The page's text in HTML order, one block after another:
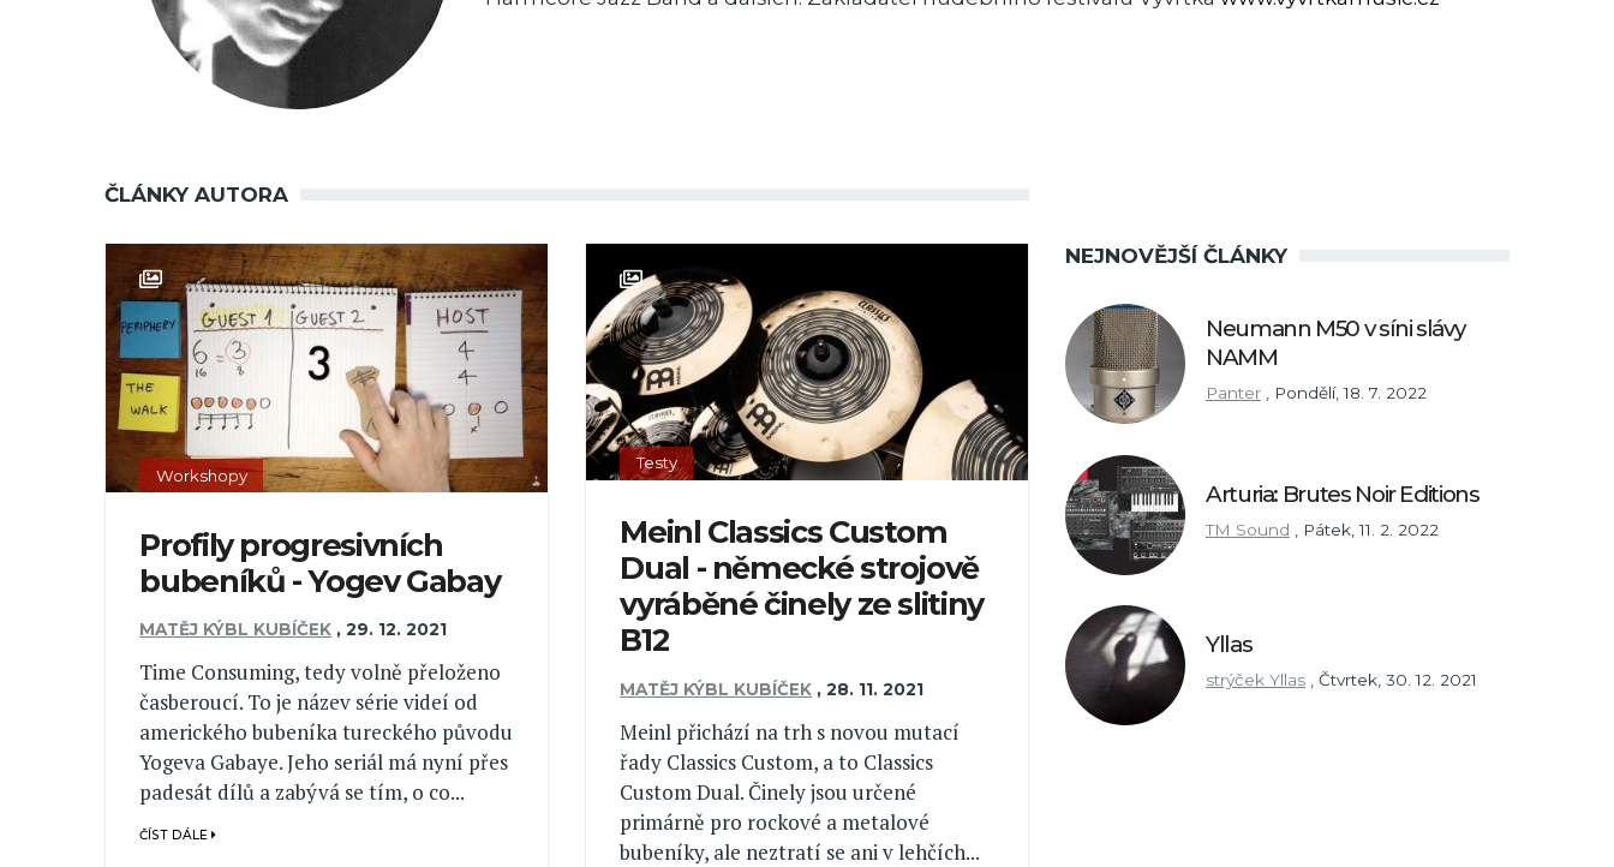
ČLÁNKY AUTORA
Workshopy
Profily progresivních
bubeníků - Yogev Gabay
MATĚJ KÝBL KUBÍČEK ,29. 12. 2021
Time Consuming, tedy volně přeloženo
časberoucí. To je název série videí od
amerického bubeníka tureckého původu
Yogeva Gabaye. Jeho seriál má nyní přes
padesát dílů a zabývá se tím, o co...
ČÍST DÁLE
Testy
Meinl Classics Custom
Dual - německé strojově
vyráběné činely ze slitiny
B12
MATĚJ KÝBL KUBÍČEK ,28. 11. 2021
Meinl přichází na trh s novou mutací
řady Classics Custom, a to Classics
Custom Dual. Činely jsou určené
primárně pro rockové a metalové
bubeníky, ale neztratí se ani v lehčích...
NEJNOVĚJŠÍ ČLÁNKY
Neumann M50 v síni slávy
NAMM
Panter , Pondělí, 18. 7. 2022
Arturia: Brutes Noir Editions
TM Sound Pátek, 11. 2. 2022
Yllas
strýček Yllas , Čtvrtek, 30. 12. 2021